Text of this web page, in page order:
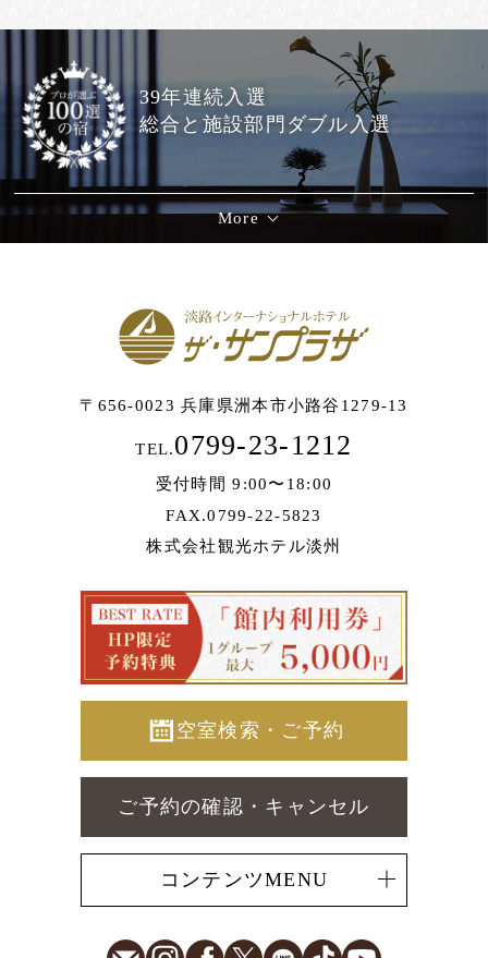
39年連続入選
総合と施設部門ダブル入選
More
〒656-0023 兵庫県洲本市小路谷1279-13
TEL.0799-23-1212
受付時間 9:00〜18:00
FAX.0799-22-5823
株式会社観光ホテル淡州
空室検索・ご予約
ご予約の確認・キャンセル
コンテンツMENU
E-MailInstagramFacebook
X LINETikTok